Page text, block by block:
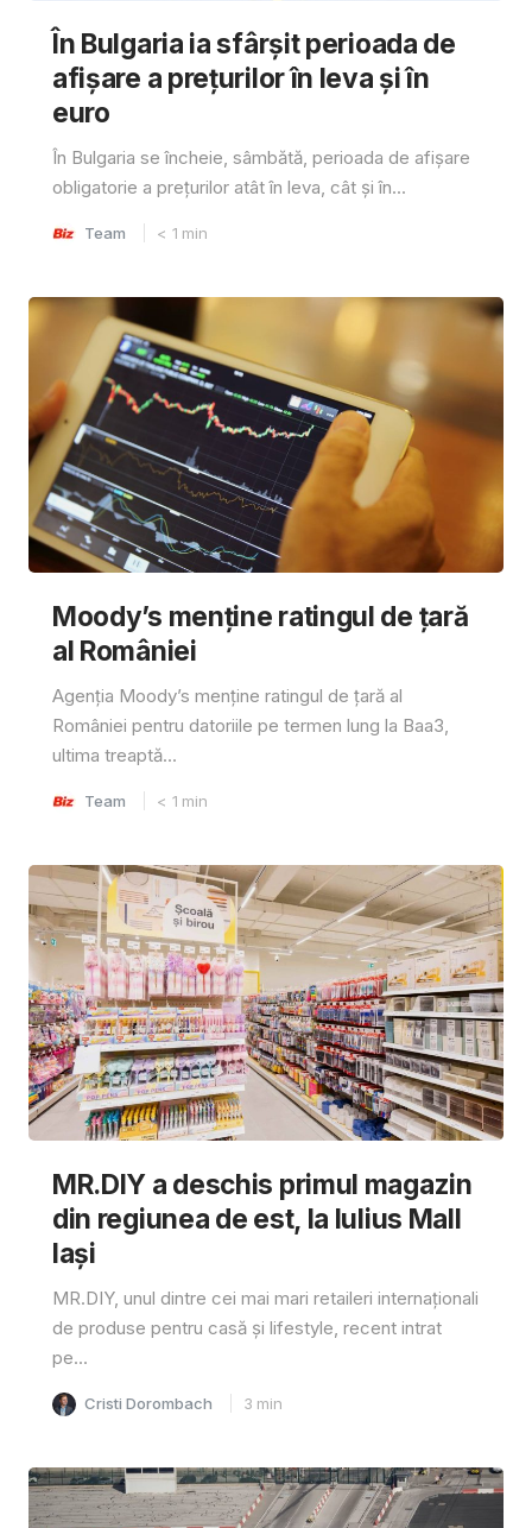
În Bulgaria ia sfârşit perioada de
afișare a prețurilor în ​​leva și în
euro
În Bulgaria se încheie, sâmbătă, perioada de afișare
obligatorie a prețurilor atât în ​​leva, cât și în...
Team < 1 min
Moody’s menține ratingul de țară
al României
Agenția Moody’s menține ratingul de țară al
României pentru datoriile pe termen lung la Baa3,
ultima treaptă...
Team < 1 min
MR.DIY a deschis primul magazin
din regiunea de est, la Iulius Mall
Iași
MR.DIY, unul dintre cei mai mari retaileri internaționali
de produse pentru casă și lifestyle, recent intrat
pe...
Cristi Dorombach 3 min